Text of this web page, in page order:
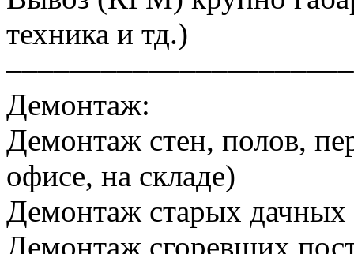
техника и тд.)
Демонтаж:
Демонтаж стен, полов,
офисе, на складе)
Демонтаж старых
Демонтаж сгоревших